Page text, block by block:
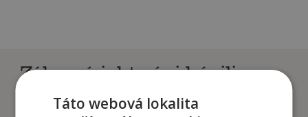
Zákazníci, ktorí si kúpili
Táto webová lokalita